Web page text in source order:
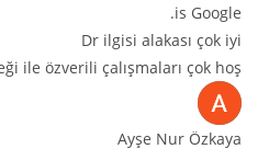
is Google.
Dr ilgisi alakası çok iyi
ile özverili çalışmaları çok hoş
Ayşe Nur Özkaya